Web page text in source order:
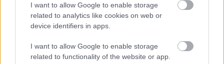
I want to allow Google to enable storage
related to analytics like cookies on web or
device identifiers in apps.
I want to allow Google to enable storage
related to functionality of the website or app.
Finago Sign
Procountor Toiminnanohjaus